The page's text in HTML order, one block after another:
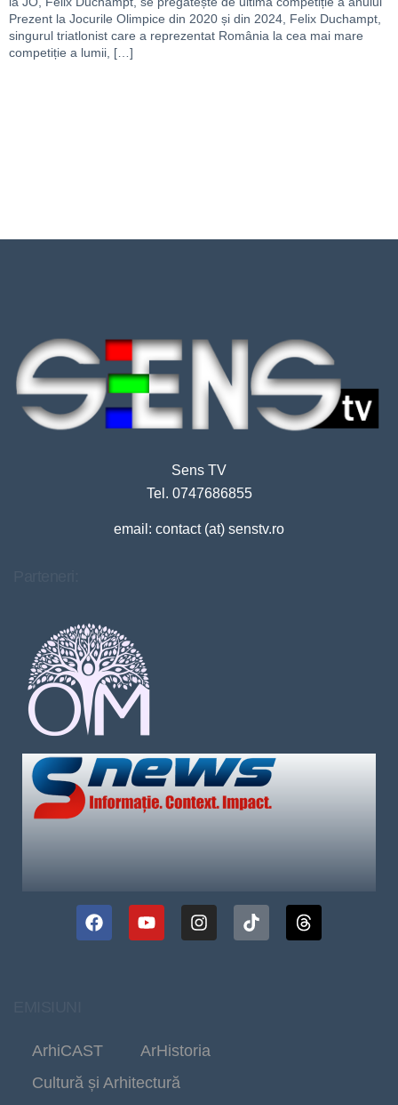
Prezent la Jocurile Olimpice din 2020 și din 2024, Felix Duchampt,
singurul triatlonist care a reprezentat România la cea mai mare
competiție a lumii, […]
Sens TV
Tel. 0747686855
email: contact (at) senstv.ro
ArhiCAST
ArHistoria
Cultură și Arhitectură